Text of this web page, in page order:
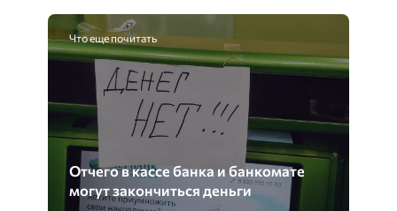
Что еще почитать
Отчего в кассе банка и банкомате
могут закончиться деньги